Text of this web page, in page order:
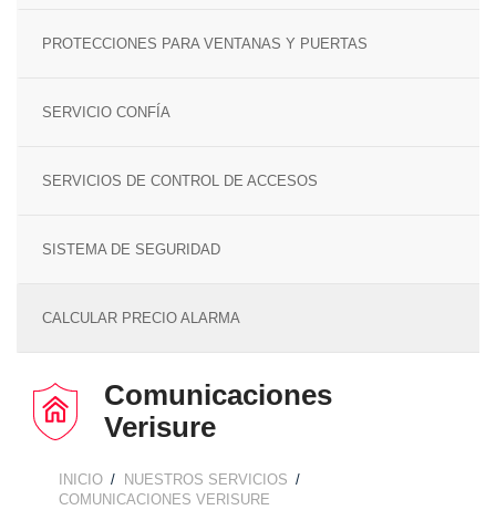
PROTECCIONES PARA VENTANAS Y PUERTAS
SERVICIO CONFÍA
SERVICIOS DE CONTROL DE ACCESOS
SISTEMA DE SEGURIDAD
CALCULAR PRECIO ALARMA
Comunicaciones
Verisure
BREADCRUMB
INICIO
NUESTROS SERVICIOS
COMUNICACIONES VERISURE